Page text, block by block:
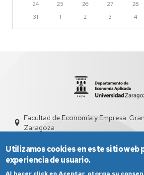
24
25 26 27 28
31
1 2 3 4
Facultad de Economía y Empresa.
Zaragoza
Utilizamos cookies en este sitio web
experiencia de usuario.